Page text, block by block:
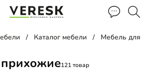
Каталог мебели Мебель для
121 товар